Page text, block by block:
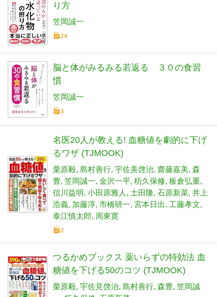
り方
笠岡誠一
24
脳と体がみるみる若返る ３０の食習
慣
笠岡誠一
3
名医20人が教える! 血糖値を劇的に下げ
るワザ (TJMOOK)
栗原毅 島村善行 宇佐美啓治 齋藤嘉美 森
豊 笠岡誠一 金沢一平 杤久保修 板倉弘重
信川益明 小田原雅人 土田隆 石原新菜 井上
浩義 加藤淳 市橋研一 宮本日出
工藤孝文
泰江慎太郎
周東寛
2
つるかめブックス 薬いらずの特効法 血
糖値を下げる50のコツ (TJMOOK)
栗原毅 宇佐見啓治 島村善行 森豊 笠岡誠